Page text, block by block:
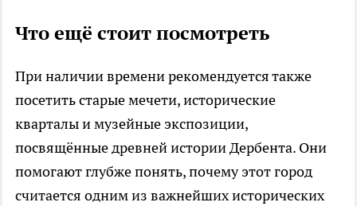
Что ещё стоит посмотреть
При наличии времени рекомендуется также
посетить старые мечети, исторические
кварталы и музейные экспозиции,
посвящённые древней истории Дербента. Они
помогают глубже понять, почему этот город
считается одним из важнейших исторических